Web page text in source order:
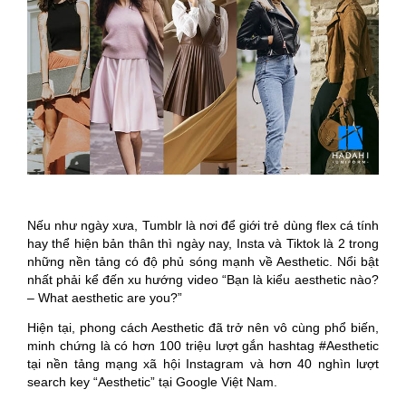
Nếu như ngày xưa, Tumblr là nơi để giới trẻ dùng flex cá tính
hay thể hiện bản thân thì ngày nay, Insta và Tiktok là 2 trong
những nền tảng có độ phủ sóng mạnh về Aesthetic. Nổi bật
nhất phải kể đến xu hướng video “Bạn là kiểu aesthetic nào?
– What aesthetic are you?”
Hiện tại, phong cách Aesthetic đã trở nên vô cùng phổ biến,
minh chứng là có hơn 100 triệu lượt gắn hashtag #Aesthetic
tại nền tảng mạng xã hội Instagram và hơn 40 nghìn lượt
search key “Aesthetic” tại Google Việt Nam.